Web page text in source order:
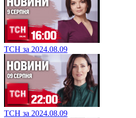
ТСН за 2024.08.09
ТСН за 2024.08.09